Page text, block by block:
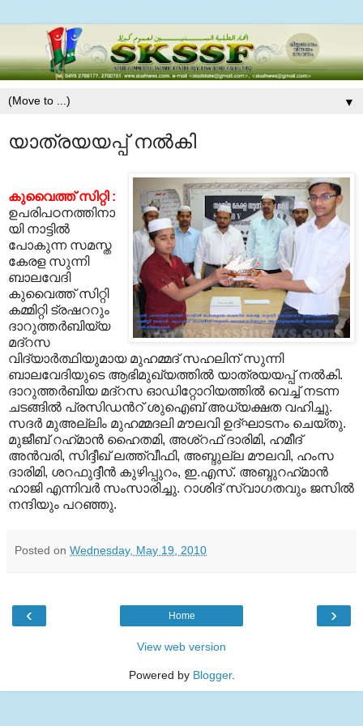
▼
യാത്രയയപ്പ് നല്‍കി
കുവൈത്ത് സിറ്റി :
ഉപരിപഠനത്തിനാ
യി നാട്ടില്‍
പോകുന്ന സമസ്ത
കേരള സുന്നി
ബാലവേദി
കുവൈത്ത് സിറ്റി
കമ്മിറ്റി ട്രഷററും
ദാറുത്തര്‍ബിയ്യ
മദ്റസ
വിദ്യാര്‍ത്ഥിയുമായ മുഹമ്മദ് സഹലിന് സുന്നി
ബാലവേദിയുടെ ആഭിമുഖ്യത്തില്‍ യാത്രയയപ്പ് നല്‍കി.
ദാറുത്തര്‍ബിയ മദ്റസ ഓഡിറ്റോറിയത്തില്‍ വെച്ച് നടന്ന
ചടങ്ങില്‍ പ്രസിഡന്‍റ് ശുഐബ് അധ്യക്ഷത വഹിച്ചു.
സദര്‍ മുഅല്ലിം മുഹമ്മദലി മൗലവി ഉദ്ഘാടനം ചെയ്തു.
മുജീബ് റഹ്‍മാന്‍ ഹൈതമി, അശ്റഫ് ദാരിമി, ഹമീദ്
അന്‍വരി, സിദ്ദീഖ് ലത്ത്വീഫി, അബ്ദുല്ല മൗലവി, ഹംസ
ദാരിമി, ശറഫുദ്ദീന്‍ കുഴിപ്പുറം, ഇ.എസ്. അബ്ദുറഹ്‍മാന്‍
ഹാജി എന്നിവര്‍ സംസാരിച്ചു. റാശിദ് സ്വാഗതവും ജസില്‍
നന്ദിയും പറഞ്ഞു.
Posted on Wednesday, May 19, 2010
‹ ›
Home
View web version
Powered by Blogger.